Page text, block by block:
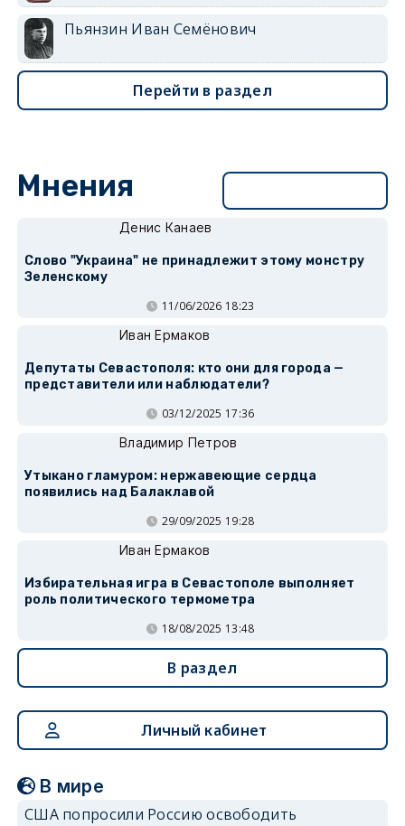
Пьянзин Иван Семёнович
Перейти в раздел
Мнения
Денис Канаев
Слово "Украина" не принадлежит этому монстру
Зеленскому
11/06/2026 18:23
Иван Ермаков
Депутаты Севастополя: кто они для города —
представители или наблюдатели?
03/12/2025 17:36
Владимир Петров
Утыкано гламуром: нержавеющие сердца
появились над Балаклавой
29/09/2025 19:28
Иван Ермаков
Избирательная игра в Севастополе выполняет
роль политического термометра
18/08/2025 13:48
В раздел
Личный кабинет
В мире
США попросили Россию освободить